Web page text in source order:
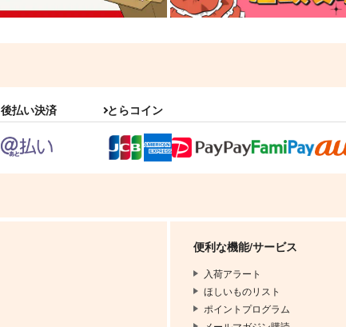
後払い決済 とらコイン
便利な機能/サービス
入荷アラート
ほしいものリスト
ポイントプログラム